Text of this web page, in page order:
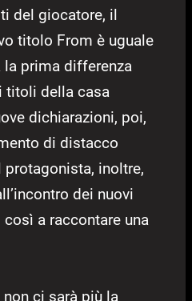
del giocatore, il
titolo From è uguale
la prima differenza
titoli della casa
dichiarazioni, poi,
di distacco
inoltre,
dei nuovi
a raccontare una
ci sarà più la